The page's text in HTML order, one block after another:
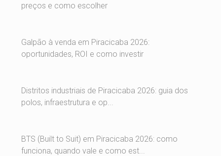
preços e como escolher
Galpão à venda em Piracicaba 2026:
oportunidades, ROI e como investir
Distritos industriais de Piracicaba 2026: guia dos
polos, infraestrutura e op...
BTS (Built to Suit) em Piracicaba 2026: como
funciona, quando vale e como est...